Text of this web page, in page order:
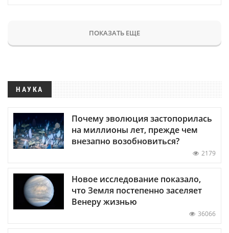
ПОКАЗАТЬ ЕЩЕ
НАУКА
Почему эволюция застопорилась
на миллионы лет, прежде чем
внезапно возобновиться?
2179
Новое исследование показало,
что Земля постепенно заселяет
Венеру жизнью
36066